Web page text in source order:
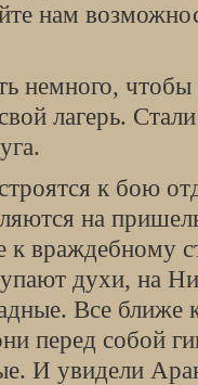
нам
немного, чтобы
лагерь.
к бою
на
враждебному
духи, на
Все ближе
перед собой
И увидели